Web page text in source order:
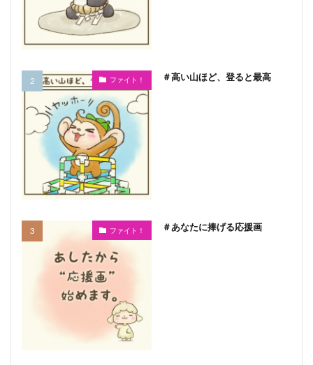
ファイト！ ＃高い山ほど、登ると最高
ファイト！ ＃あなたに捧げる応援画